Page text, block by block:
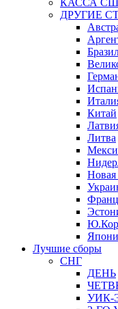
ДРУГИЕ
Китай
Литва
Новая
Лучшие сборы
СНГ
ДЕНЬ
УИК-